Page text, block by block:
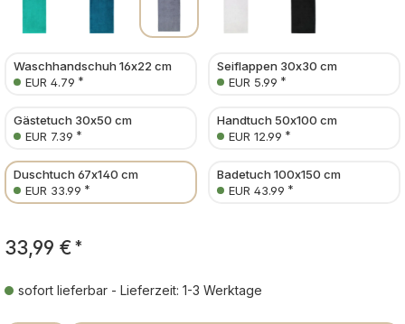
Waschhandschuh 16x22 cm
EUR 4.79 *
Seiflappen 30x30 cm
EUR 5.99 *
Gästetuch 30x50 cm
EUR 7.39 *
Handtuch 50x100 cm
EUR 12.99 *
Duschtuch 67x140 cm
EUR 33.99 *
Badetuch 100x150 cm
EUR 43.99 *
33,99 € *
sofort lieferbar - Lieferzeit: 1-3 Werktage